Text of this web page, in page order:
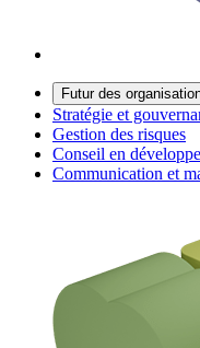
Futur des
Stratégie et
Gestion des risques
Conseil en
Communication et